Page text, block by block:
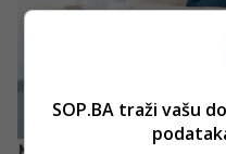
SOP.BA traži vašu